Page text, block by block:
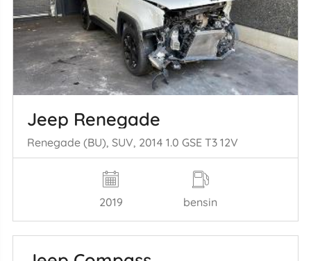
Jeep Renegade
Renegade (BU), SUV, 2014 1.0 GSE T3 12V
2019 bensin